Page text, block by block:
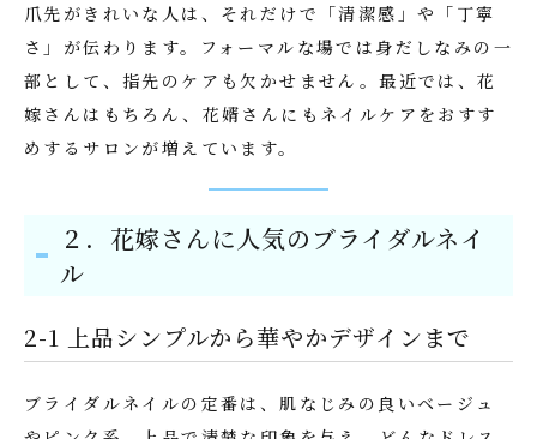
爪先がきれいな人は、それだけで「清潔感」や「丁寧
さ」が伝わります。フォーマルな場では身だしなみの一
部として、指先のケアも欠かせません。最近では、花
嫁さんはもちろん、花婿さんにもネイルケアをおすす
めするサロンが増えています。
２．花嫁さんに人気のブライダルネイ
ル
2-1 上品シンプルから華やかデザインまで
ブライダルネイルの定番は、肌なじみの良いベージュ